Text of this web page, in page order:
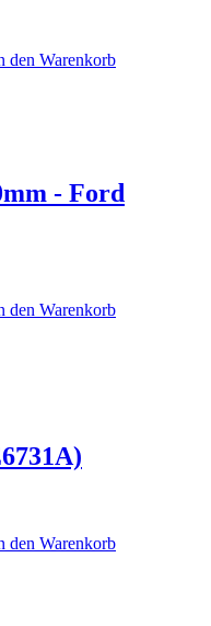
den Warenkorb
- Ford
den Warenkorb
den Warenkorb